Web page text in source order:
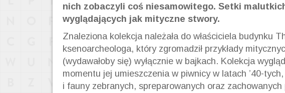
nich zobaczyli coś niesamowitego. Setki
wyglądających jak mityczne stwory.
Znaleziona kolekcja należała do właściciela budynku
ksenoarcheologa, który zgromadził przykłady
(wydawałoby się) wyłącznie w bajkach. Kolekcja
momentu jej umieszczenia w piwnicy w latach ’40-
i fauny zebranych, spreparowanych oraz